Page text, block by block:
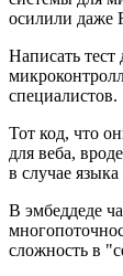
осилили даже
Написать тест
специалистов.
Тот код, что
для веба,
в случае
В эмбеддеде
сложность в